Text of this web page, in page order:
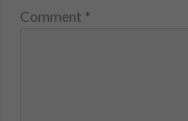
Comment *